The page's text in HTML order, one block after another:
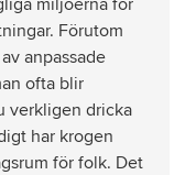
miljöerna för
Förutom
anpassade
ofta blir
verkligen dricka
har krogen
för folk. Det